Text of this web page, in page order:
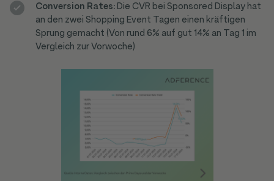
Conversion Rates:Die CVR bei Sponsored Display hat
an den zwei Shopping Event Tagen einen kräftigen
Sprung gemacht (Von rund 6% auf gut 14% an Tag 1 im
Vergleich zur Vorwoche)